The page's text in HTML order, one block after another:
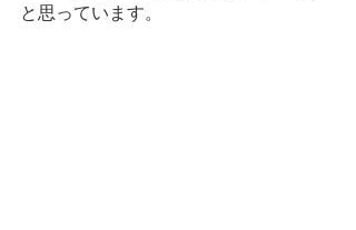
と思っています。